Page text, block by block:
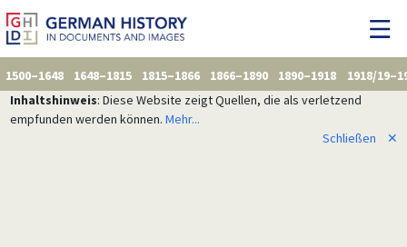
1500–1648 1648–1815 1815–1866 1866–1890 1890–1918
1918/
Inhaltshinweis: Diese Website zeigt Quellen, die als verletzend
empfunden werden können. Mehr...
Schließen
✕